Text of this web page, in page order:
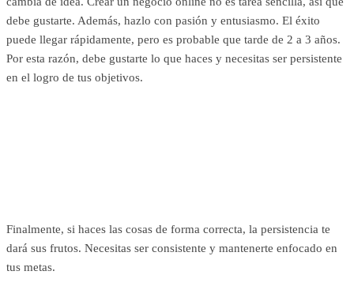
debe gustarte. Además, hazlo con pasión y entusiasmo. El éxito
puede llegar rápidamente, pero es probable que tarde de 2 a 3 años.
Por esta razón, debe gustarte lo que haces y necesitas ser persistente
en el logro de tus objetivos.
Finalmente, si haces las cosas de forma correcta, la persistencia te
dará sus frutos. Necesitas ser consistente y mantenerte enfocado en
tus metas.